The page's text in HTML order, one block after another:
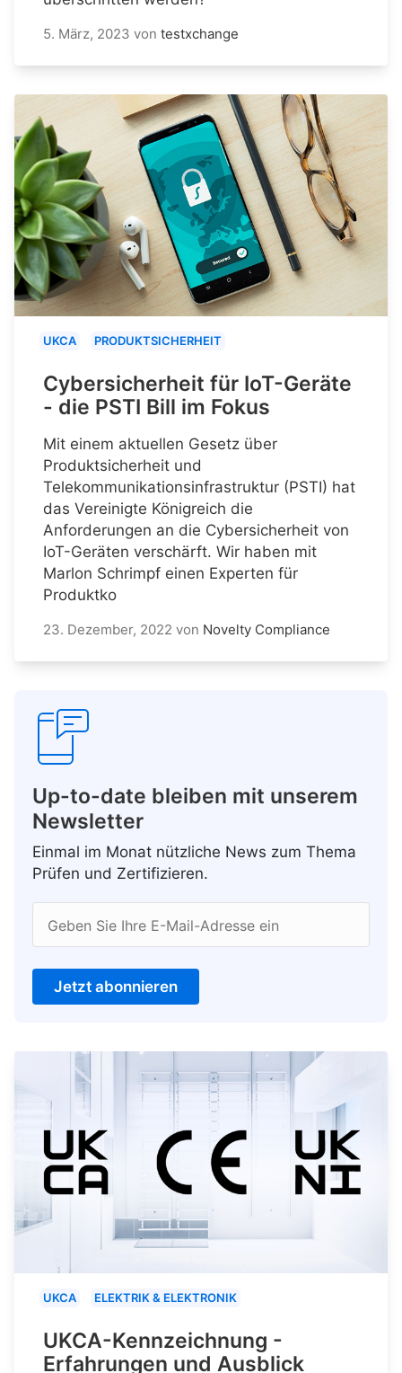
5. März, 2023 von testxchange
UKCA PRODUKTSICHERHEIT
Cybersicherheit für IoT-Geräte
- die PSTI Bill im Fokus
Mit einem aktuellen Gesetz über
Produktsicherheit und
Telekommunikationsinfrastruktur (PSTI) hat
das Vereinigte Königreich die
Anforderungen an die Cybersicherheit von
IoT-Geräten verschärft. Wir haben mit
Marlon Schrimpf einen Experten für
Produktko
23. Dezember, 2022 von Novelty Compliance
Up-to-date bleiben mit unserem
Newsletter
Einmal im Monat nützliche News zum Thema
Prüfen und Zertifizieren.
Geben Sie Ihre E-Mail-Adresse ein
Jetzt abonnieren
UKCA ELEKTRIK & ELEKTRONIK
UKCA-Kennzeichnung -
Erfahrungen und Ausblick